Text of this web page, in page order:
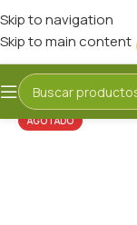
Skip to navigation
Skip to main content
AGOTADO